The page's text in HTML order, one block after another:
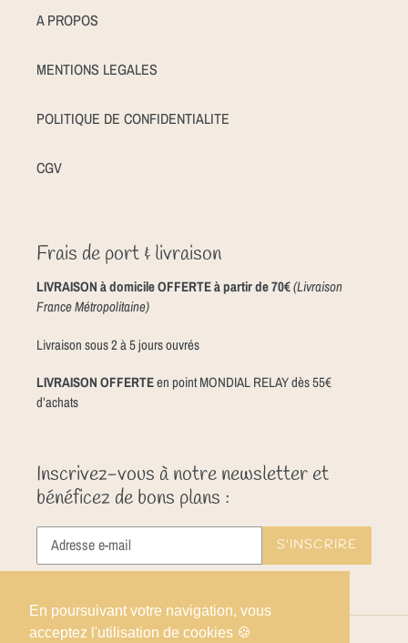
En poursuivant votre navigation, vous
acceptez l'utilisation de cookies 🍪
A PROPOS
MENTIONS LEGALES
POLITIQUE DE CONFIDENTIALITE
CGV
Frais de port & livraison
LIVRAISON à domicile OFFERTE à partir de 70€(Livraison
France Métropolitaine)
Livraison sous 2 à 5 jours ouvrés
LIVRAISON OFFERTEen point MONDIAL RELAY dès 55€
d’achats
Inscrivez-vous à notre newsletter et
bénéficez de bons plans :
S'INSCRIRE